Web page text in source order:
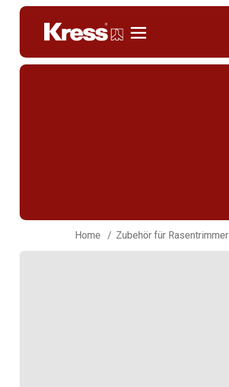
Home Zubehör für Rasentrimmer